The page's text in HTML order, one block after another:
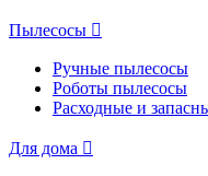
Пылесосы
Ручные пылесосы
Роботы пылесосы
Расходные и
Для дома